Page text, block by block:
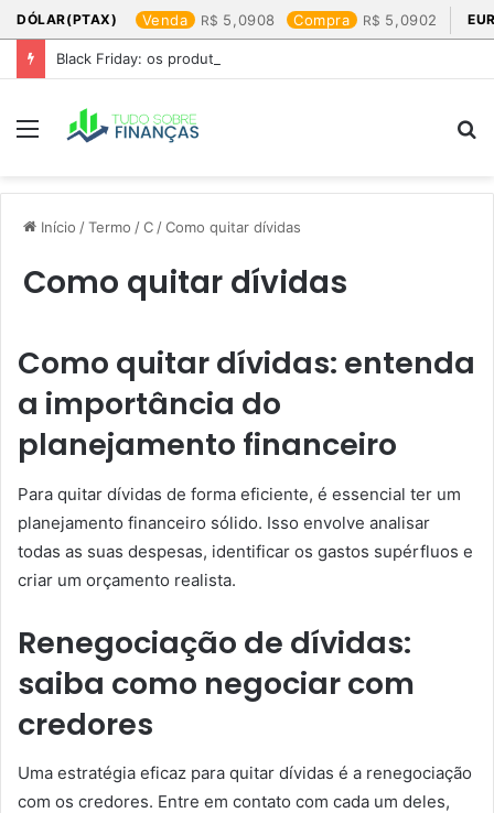
DÓLAR(PTAX) Venda 5,0908 Compra 5,0902
Black Friday: os produtos que mais valem a pena
Menu
Início /Termo /C /Como quitar dívidas
Como quitar dívidas
Como quitar dívidas: entenda
a importância do
planejamento financeiro
Para quitar dívidas de forma eficiente, é essencial ter um
planejamento financeiro sólido. Isso envolve analisar
todas as suas despesas, identificar os gastos supérfluos e
criar um orçamento realista.
Renegociação de dívidas:
saiba como negociar com
credores
Uma estratégia eficaz para quitar dívidas é a renegociação
com os credores. Entre em contato com cada um deles,